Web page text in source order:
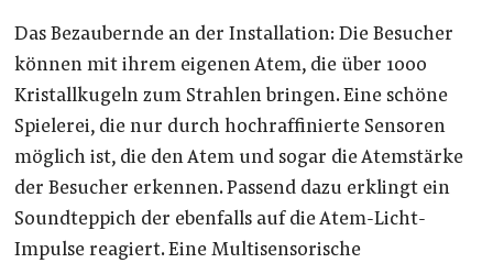
Das Bezaubernde an der Installation: Die Besucher
können mit ihrem eigenen Atem, die über 1000
Kristallkugeln zum Strahlen bringen. Eine schöne
Spielerei, die nur durch hochraffinierte Sensoren
möglich ist, die den Atem und sogar die Atemstärke
der Besucher erkennen. Passend dazu erklingt ein
Soundteppich der ebenfalls auf die Atem-Licht-
Impulse reagiert. Eine Multisensorische